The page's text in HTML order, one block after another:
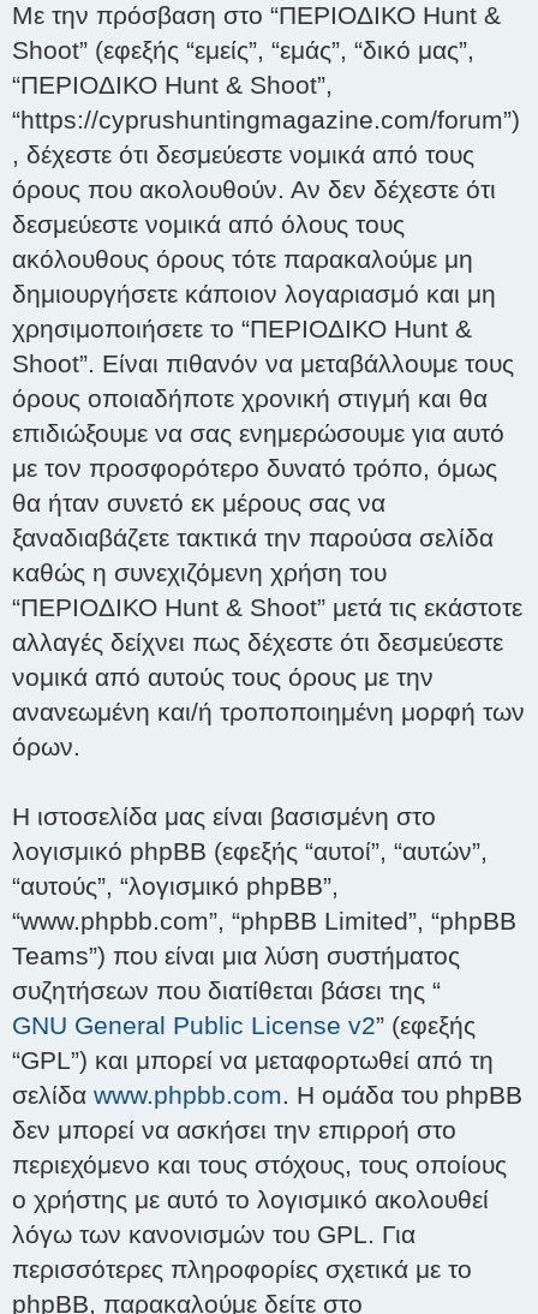
Με την πρόσβαση στο “ΠΕΡΙΟΔΙΚΟ Hunt &
Shoot” (εφεξής “εμείς”, “εμάς”, “δικό μας”,
“ΠΕΡΙΟΔΙΚΟ Hunt & Shoot”,
“https://cyprushuntingmagazine.com/forum”)
, δέχεστε ότι δεσμεύεστε νομικά από τους
όρους που ακολουθούν. Αν δεν δέχεστε ότι
δεσμεύεστε νομικά από όλους τους
ακόλουθους όρους τότε παρακαλούμε μη
δημιουργήσετε κάποιον λογαριασμό και μη
χρησιμοποιήσετε το “ΠΕΡΙΟΔΙΚΟ Hunt &
Shoot”. Είναι πιθανόν να μεταβάλλουμε τους
όρους οποιαδήποτε χρονική στιγμή και θα
επιδιώξουμε να σας ενημερώσουμε για αυτό
με τον προσφορότερο δυνατό τρόπο, όμως
θα ήταν συνετό εκ μέρους σας να
ξαναδιαβάζετε τακτικά την παρούσα σελίδα
καθώς η συνεχιζόμενη χρήση του
“ΠΕΡΙΟΔΙΚΟ Hunt & Shoot” μετά τις εκάστοτε
αλλαγές δείχνει πως δέχεστε ότι δεσμεύεστε
νομικά από αυτούς τους όρους με την
ανανεωμένη και/ή τροποποιημένη μορφή των
όρων.
Η ιστοσελίδα μας είναι βασισμένη στο
λογισμικό phpBB (εφεξής “αυτοί”, “αυτών”,
“αυτούς”, “λογισμικό phpBB”,
“www.phpbb.com”, “phpBB Limited”, “phpBB
Teams”) που είναι μια λύση συστήματος
συζητήσεων που διατίθεται βάσει της “
GNU General Public License v2” (εφεξής
“GPL”) και μπορεί να μεταφορτωθεί από τη
σελίδα www.phpbb.com. Η ομάδα του phpBB
δεν μπορεί να ασκήσει την επιρροή στο
περιεχόμενο και τους στόχους, τους οποίους
ο χρήστης με αυτό το λογισμικό ακολουθεί
λόγω των κανονισμών του GPL. Για
περισσότερες πληροφορίες σχετικά με το
phpBB, παρακαλούμε δείτε στο